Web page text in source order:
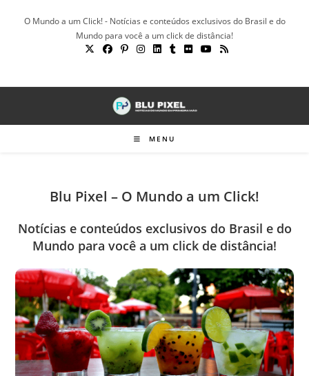
O Mundo a um Click! - Notícias e conteúdos exclusivos do Brasil e do
Mundo para você a um click de distância!
MENU
Blu Pixel – O Mundo a um Click!
Notícias e conteúdos exclusivos do Brasil e do
Mundo para você a um click de distância!